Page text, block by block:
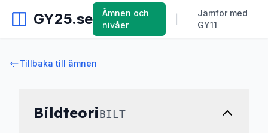
GY25.se
Ämnen och
nivåer
Jämför med
GY11
Tillbaka till ämnen
BildteoriBILT